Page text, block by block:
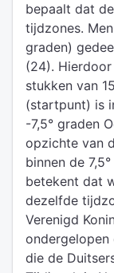
bepaalt dat
tijdzones.
graden)
(24).
stukken van
(startpunt) is
-7,5° graden
opzichte van
binnen de
betekent dat
dezelfde
Verenigd
die de